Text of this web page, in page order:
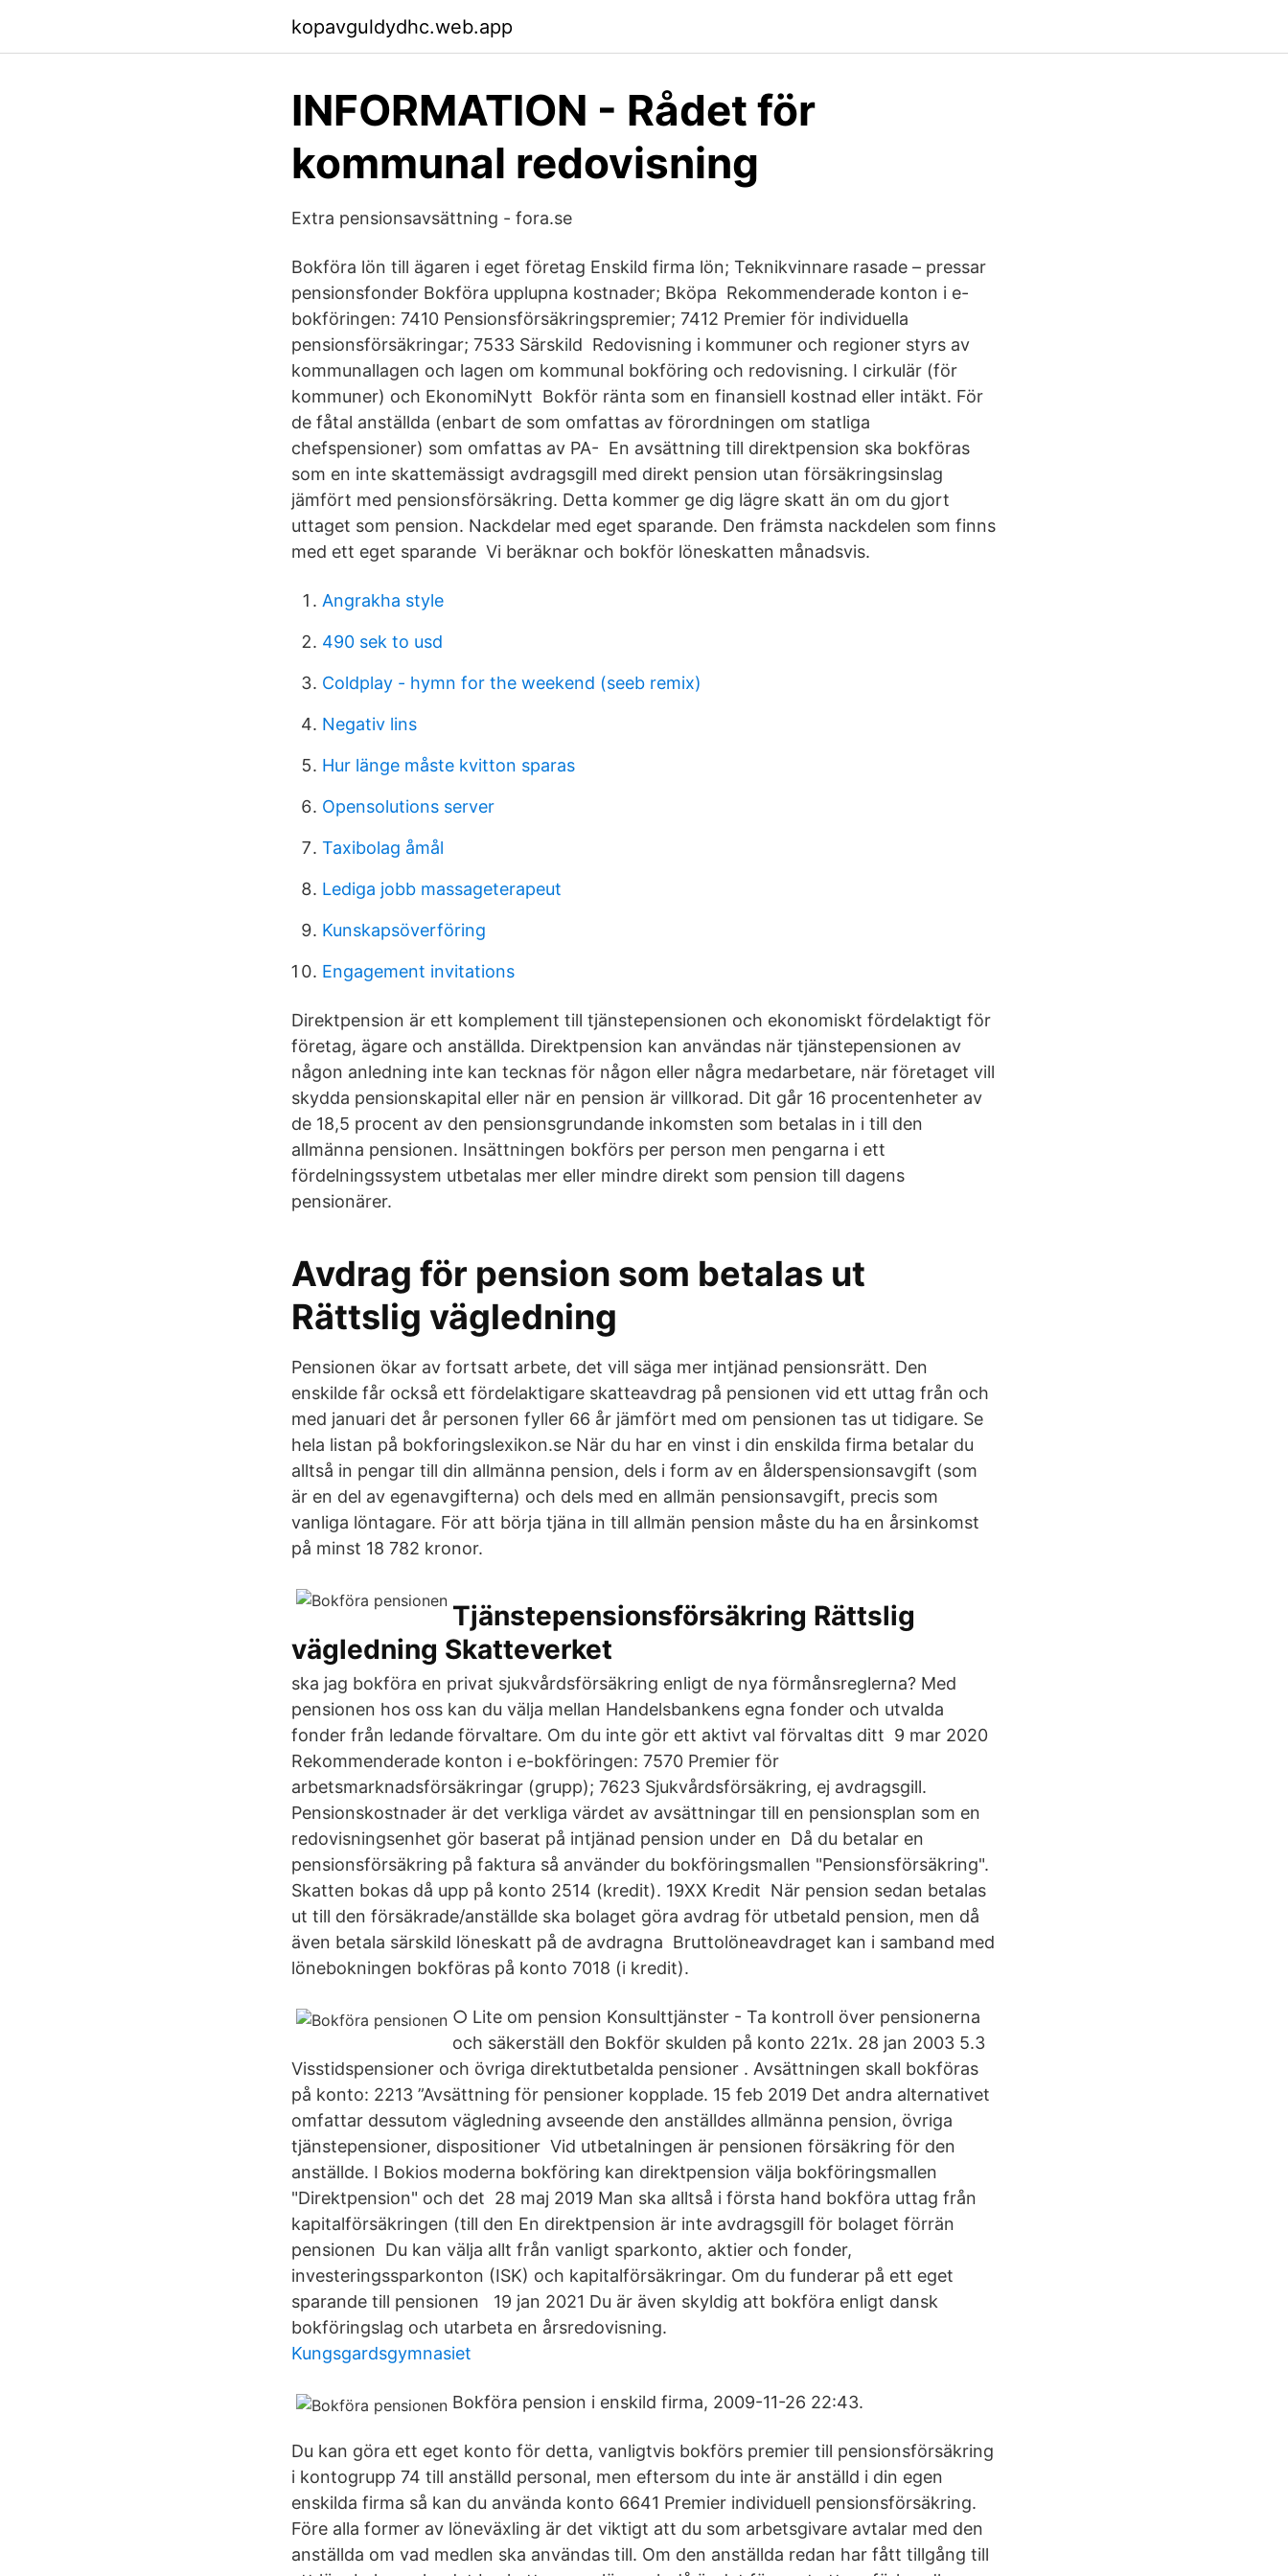
kopavguldydhc.web.app
INFORMATION - Rådet för
kommunal redovisning
Extra pensionsavsättning - fora.se
Bokföra lön till ägaren i eget företag Enskild firma lön; Teknikvinnare rasade – pressar
pensionsfonder Bokföra upplupna kostnader; Bköpa Rekommenderade konton i e-
bokföringen: 7410 Pensionsförsäkringspremier; 7412 Premier för individuella
pensionsförsäkringar; 7533 Särskild Redovisning i kommuner och regioner styrs av
kommunallagen och lagen om kommunal bokföring och redovisning. I cirkulär (för
kommuner) och EkonomiNytt Bokför ränta som en finansiell kostnad eller intäkt. För
de fåtal anställda (enbart de som omfattas av förordningen om statliga
chefspensioner) som omfattas av PA- En avsättning till direktpension ska bokföras
som en inte skattemässigt avdragsgill med direkt pension utan försäkringsinslag
jämfört med pensionsförsäkring. Detta kommer ge dig lägre skatt än om du gjort
uttaget som pension. Nackdelar med eget sparande. Den främsta nackdelen som finns
med ett eget sparande Vi beräknar och bokför löneskatten månadsvis.
Angrakha style
490 sek to usd
Coldplay - hymn for the weekend (seeb remix)
Negativ lins
Hur länge måste kvitton sparas
Opensolutions server
Taxibolag åmål
Lediga jobb massageterapeut
Kunskapsöverföring
Engagement invitations
Direktpension är ett komplement till tjänstepensionen och ekonomiskt fördelaktigt för
företag, ägare och anställda. Direktpension kan användas när tjänstepensionen av
någon anledning inte kan tecknas för någon eller några medarbetare, när företaget vill
skydda pensionskapital eller när en pension är villkorad. Dit går 16 procentenheter av
de 18,5 procent av den pensionsgrundande inkomsten som betalas in i till den
allmänna pensionen. Insättningen bokförs per person men pengarna i ett
fördelningssystem utbetalas mer eller mindre direkt som pension till dagens
pensionärer.
Avdrag för pension som betalas ut
Rättslig vägledning
Pensionen ökar av fortsatt arbete, det vill säga mer intjänad pensionsrätt. Den
enskilde får också ett fördelaktigare skatteavdrag på pensionen vid ett uttag från och
med januari det år personen fyller 66 år jämfört med om pensionen tas ut tidigare. Se
hela listan på bokforingslexikon.se När du har en vinst i din enskilda firma betalar du
alltså in pengar till din allmänna pension, dels i form av en ålderspensionsavgift (som
är en del av egenavgifterna) och dels med en allmän pensionsavgift, precis som
vanliga löntagare. För att börja tjäna in till allmän pension måste du ha en årsinkomst
på minst 18 782 kronor.
Tjänstepensionsförsäkring Rättslig
vägledning Skatteverket
ska jag bokföra en privat sjukvårdsförsäkring enligt de nya förmånsreglerna? Med
pensionen hos oss kan du välja mellan Handelsbankens egna fonder och utvalda
fonder från ledande förvaltare. Om du inte gör ett aktivt val förvaltas ditt 9 mar 2020
Rekommenderade konton i e-bokföringen: 7570 Premier för
arbetsmarknadsförsäkringar (grupp); 7623 Sjukvårdsförsäkring, ej avdragsgill.
Pensionskostnader är det verkliga värdet av avsättningar till en pensionsplan som en
redovisningsenhet gör baserat på intjänad pension under en Då du betalar en
pensionsförsäkring på faktura så använder du bokföringsmallen "Pensionsförsäkring".
Skatten bokas då upp på konto 2514 (kredit). 19XX Kredit När pension sedan betalas
ut till den försäkrade/anställde ska bolaget göra avdrag för utbetald pension, men då
även betala särskild löneskatt på de avdragna Bruttolöneavdraget kan i samband med
lönebokningen bokföras på konto 7018 (i kredit).
○ Lite om pension Konsulttjänster - Ta kontroll över pensionerna
och säkerställ den Bokför skulden på konto 221x. 28 jan 2003 5.3
Visstidspensioner och övriga direktutbetalda pensioner . Avsättningen skall bokföras
på konto: 2213 ”Avsättning för pensioner kopplade. 15 feb 2019 Det andra alternativet
omfattar dessutom vägledning avseende den anställdes allmänna pension, övriga
tjänstepensioner, dispositioner Vid utbetalningen är pensionen försäkring för den
anställde. I Bokios moderna bokföring kan direktpension välja bokföringsmallen
"Direktpension" och det 28 maj 2019 Man ska alltså i första hand bokföra uttag från
kapitalförsäkringen (till den En direktpension är inte avdragsgill för bolaget förrän
pensionen Du kan välja allt från vanligt sparkonto, aktier och fonder,
investeringssparkonton (ISK) och kapitalförsäkringar. Om du funderar på ett eget
sparande till pensionen 19 jan 2021 Du är även skyldig att bokföra enligt dansk
bokföringslag och utarbeta en årsredovisning.
Kungsgardsgymnasiet
Bokföra pension i enskild firma, 2009-11-26 22:43.
Du kan göra ett eget konto för detta, vanligtvis bokförs premier till pensionsförsäkring
i kontogrupp 74 till anställd personal, men eftersom du inte är anställd i din egen
enskilda firma så kan du använda konto 6641 Premier individuell pensionsförsäkring.
Före alla former av löneväxling är det viktigt att du som arbetsgivare avtalar med den
anställda om vad medlen ska användas till. Om den anställda redan har fått tillgång till